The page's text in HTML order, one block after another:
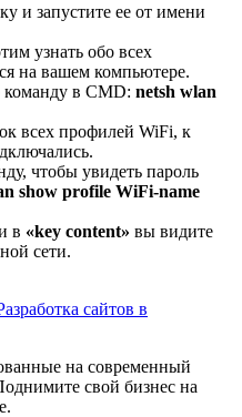
и запустите ее от имени
узнать обо всех
на вашем компьютере.
в CMD: netsh wlan
всех профилей WiFi, к
чтобы увидеть пароль
show profile WiFi-name
в «key content» вы видите
сети.
на современный
свой бизнес на